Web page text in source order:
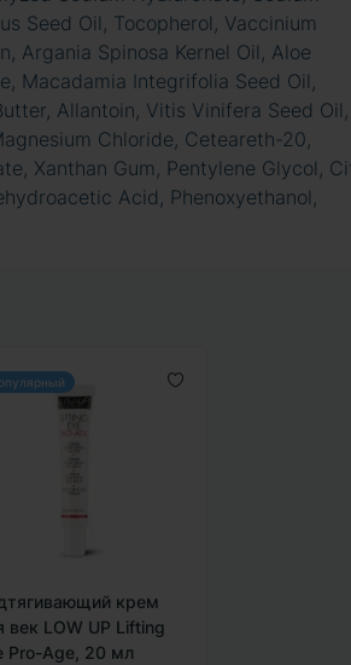
Seed Oil, Tocopherol, Vaccinium
Argania Spinosa Kernel Oil, Aloe
Macadamia Integrifolia Seed Oil,
Allantoin, Vitis Vinifera Seed Oil,
Chloride, Ceteareth-20,
Xanthan Gum, Pentylene Glycol,
Acid, Phenoxyethanol,
крем
век LOW UP Lifting
Pro-Age, 20 мл